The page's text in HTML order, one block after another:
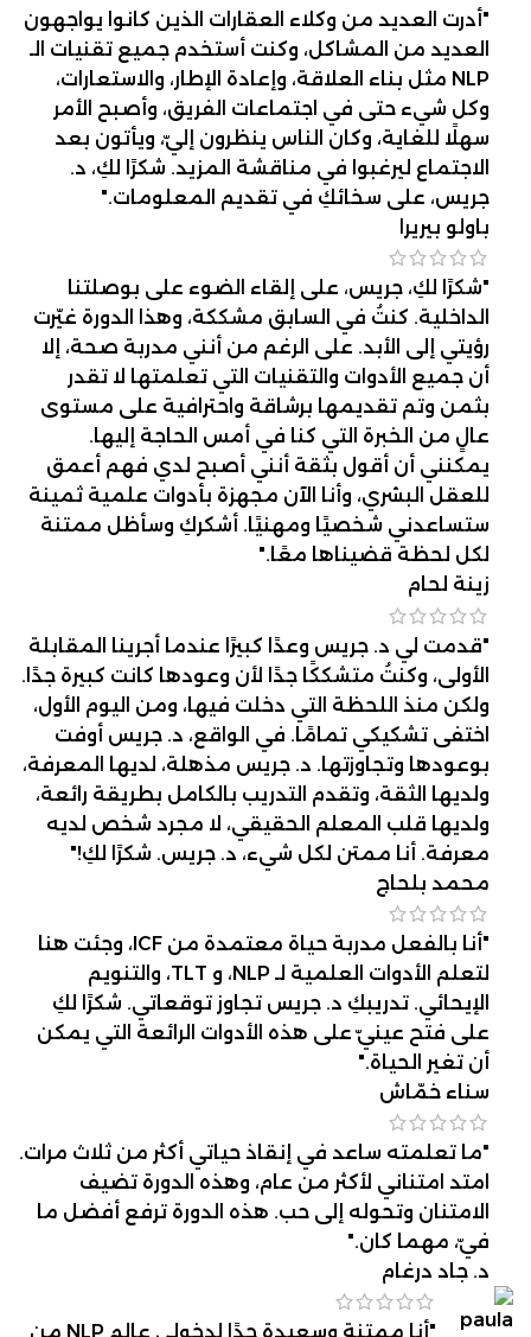
"أدرت العديد من وكلاء العقارات الذين كانوا يواجهون
العديد من المشاكل، وكنت أستخدم جميع تقنيات الـ
NLP مثل بناء العلاقة، وإعادة الإطار، والاستعارات،
وكل شيء حتى في اجتماعات الفريق، وأصبح الأمر
سهلًا للغاية، وكان الناس ينظرون إليّ، ويأتون بعد
الاجتماع ليرغبوا في مناقشة المزيد. شكرًا لكِ، د.
جريس، على سخائكِ في تقديم المعلومات."
باولو بيريرا
"شكرًا لكِ، جريس، على إلقاء الضوء على بوصلتنا
الداخلية. كنتُ في السابق مشككة، وهذا الدورة غيّرت
رؤيتي إلى الأبد. على الرغم من أنني مدربة صحة، إلا
أن جميع الأدوات والتقنيات التي تعلمتها لا تقدر
بثمن وتم تقديمها برشاقة واحترافية على مستوى
عالٍ من الخبرة التي كنا في أمس الحاجة إليها.
يمكنني أن أقول بثقة أنني أصبح لدي فهم أعمق
للعقل البشري، وأنا الآن مجهزة بأدوات علمية ثمينة
ستساعدني شخصيًا ومهنيًا. أشكركِ وسأظل ممتنة
لكل لحظة قضيناها معًا."
زينة لحام
"قدمت لي د. جريس وعدًا كبيرًا عندما أجرينا المقابلة
الأولى، وكنتُ متشككًا جدًا لأن وعودها كانت كبيرة جدًا.
ولكن منذ اللحظة التي دخلت فيها، ومن اليوم الأول،
اختفى تشكيكي تمامًا. في الواقع، د. جريس أوفت
بوعودها وتجاوزتها. د. جريس مذهلة، لديها المعرفة،
ولديها الثقة، وتقدم التدريب بالكامل بطريقة رائعة،
ولديها قلب المعلم الحقيقي، لا مجرد شخص لديه
معرفة. أنا ممتن لكل شيء، د. جريس. شكرًا لكِ!"
محمد بلحاج
"أنا بالفعل مدربة حياة معتمدة من ICF، وجئت هنا
لتعلم الأدوات العلمية لـ NLP، و TLT، والتنويم
الإيحائي. تدريبكِ د. جريس تجاوز توقعاتي. شكرًا لكِ
على فتح عينيّ على هذه الأدوات الرائعة التي يمكن
أن تغير الحياة."
سناء خمّاش
"ما تعلمته ساعد في إنقاذ حياتي أكثر من ثلاث مرات.
امتد امتناني لأكثر من عام، وهذه الدورة تضيف
الامتنان وتحوله إلى حب. هذه الدورة ترفع أفضل ما
فيّ، مهما كان."
د. جاد درغام
"أنا ممتنة وسعيدة جدًا لدخولي عالم NLP من